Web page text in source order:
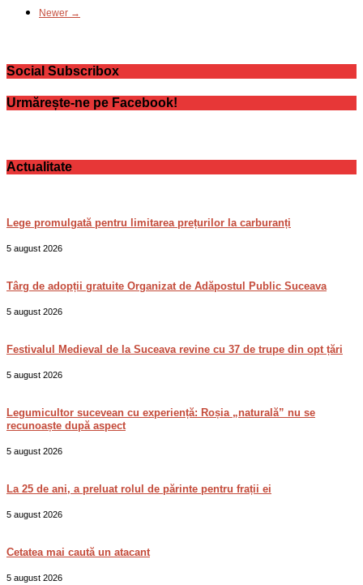
Newer →
Social Subscribox
Urmărește-ne pe Facebook!
Actualitate
Lege promulgată pentru limitarea prețurilor la carburanți
5 august 2026
Târg de adopții gratuite Organizat de Adăpostul Public Suceava
5 august 2026
Festivalul Medieval de la Suceava revine cu 37 de trupe din opt țări
5 august 2026
Legumicultor sucevean cu experiență: Roșia „naturală” nu se
recunoaște după aspect
5 august 2026
La 25 de ani, a preluat rolul de părinte pentru frații ei
5 august 2026
Cetatea mai caută un atacant
5 august 2026